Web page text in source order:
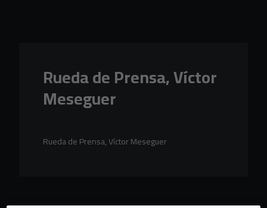
Rueda de Prensa, Víctor
Meseguer
Rueda de Prensa, Víctor Meseguer